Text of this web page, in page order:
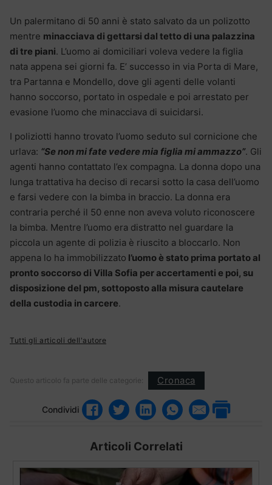
Un palermitano di 50 anni è stato salvato da un polizotto
mentre minacciava di gettarsi dal tetto di una palazzina
di tre piani. L’uomo ai domiciliari voleva vedere la figlia
nata appena sei giorni fa. E’ successo in via Porta di Mare,
tra Partanna e Mondello, dove gli agenti delle volanti
hanno soccorso, portato in ospedale e poi arrestato per
evasione l’uomo che minacciava di suicidarsi.
I poliziotti hanno trovato l’uomo seduto sul cornicione che
urlava: “Se non mi fate vedere mia figlia mi ammazzo”. Gli
agenti hanno contattato l’ex compagna. La donna dopo una
lunga trattativa ha deciso di recarsi sotto la casa dell’uomo
e farsi vedere con la bimba in braccio. La donna era
contraria perché il 50 enne non aveva voluto riconoscere
la bimba. Mentre l’uomo era distratto nel guardare la
piccola un agente di polizia è riuscito a bloccarlo. Non
appena lo ha immobilizzato l’uomo è stato prima portato al
pronto soccorso di Villa Sofia per accertamenti e poi, su
disposizione del pm, sottoposto alla misura cautelare
della custodia in carcere.
Tutti gli articoli dell'autore
Questo articolo fa parte delle categorie: Cronaca
Condividi
Articoli Correlati